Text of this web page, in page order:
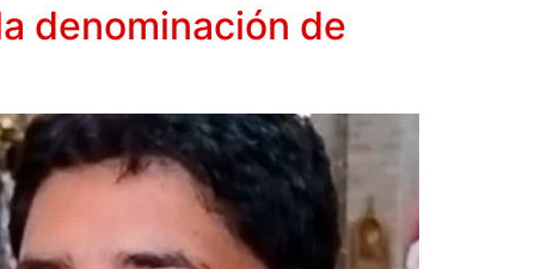
denominación de